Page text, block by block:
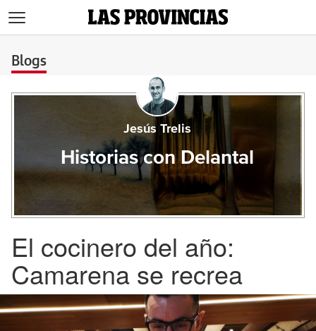
Blogs
Jesús Trelis
Historias con Delantal
El cocinero del año:
Camarena se recrea